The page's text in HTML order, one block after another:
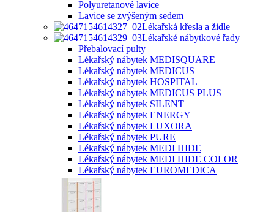
Polyuretanové lavice
Lavice se zvýšeným sedem
Lékařská křesla a židle
Lékařské nábytkové řady
Přebalovací pulty
Lékařský nábytek MEDISQUARE
Lékařský nábytek MEDICUS
Lékařský nábytek HOSPITAL
Lékařský nábytek MEDICUS PLUS
Lékařský nábytek SILENT
Lékařský nábytek ENERGY
Lékařský nábytek LUXORA
Lékařský nábytek PURE
Lékařský nábytek MEDI HIDE
Lékařský nábytek MEDI HIDE COLOR
Lékařský nábytek EUROMEDICA